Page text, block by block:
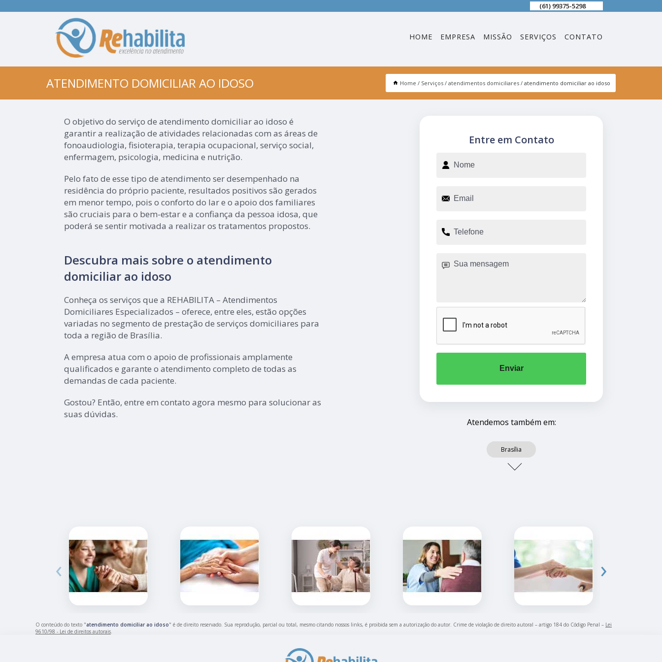
(61) 99375-5298
HOME EMPRESA MISSÃO SERVIÇOS CONTATO
ATENDIMENTO DOMICILIAR AO IDOSO Home Serviços atendimentos domiciliares atendimento domiciliar ao idoso
O objetivo do serviço de atendimento domiciliar ao idoso é
garantir a realização de atividades relacionadas com as áreas de
fonoaudiologia, fisioterapia, terapia ocupacional, serviço social,
enfermagem, psicologia, medicina e nutrição.
Pelo fato de esse tipo de atendimento ser desempenhado na
residência do próprio paciente, resultados positivos são gerados
em menor tempo, pois o conforto do lar e o apoio dos familiares
são cruciais para o bem-estar e a confiança da pessoa idosa, que
poderá se sentir motivada a realizar os tratamentos propostos.
Descubra mais sobre o atendimento
domiciliar ao idoso
Conheça os serviços que a REHABILITA – Atendimentos
Domiciliares Especializados – oferece, entre eles, estão opções
variadas no segmento de prestação de serviços domiciliares para
toda a região de Brasília.
A empresa atua com o apoio de profissionais amplamente
qualificados e garante o atendimento completo de todas as
demandas de cada paciente.
Gostou? Então, entre em contato agora mesmo para solucionar as
suas dúvidas.
Entre em Contato
Enviar
Atendemos também em:
Brasília
‹ ›
O conteúdo do texto "atendimento domiciliar ao idoso" é de direito reservado. Sua reprodução, parcial ou total, mesmo citando nossos links, é proibida sem a autorização do autor. Crime de violação de direito autoral – artigo 184 do Código Penal – Lei
9610/98 - Lei de direitos autorais.